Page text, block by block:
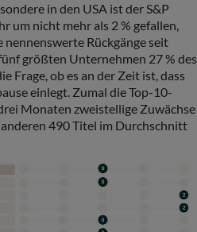
in den USA ist der S&P
um nicht mehr als 2 % gefallen,
nennenswerte Rückgänge seit
größten Unternehmen 27 % des
Frage, ob es an der Zeit ist, dass
einlegt. Zumal die Top-10-
Monaten zweistellige Zuwächse
490 Titel im Durchschnitt